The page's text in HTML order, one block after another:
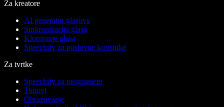
Za kreatore
AI generator glasova
Sinkronizacija glasa
Kloniranje glasa
Speechify za poslovne korisnike
Za tvrtke
Speechify za programere
Timovi
Obrazovanje